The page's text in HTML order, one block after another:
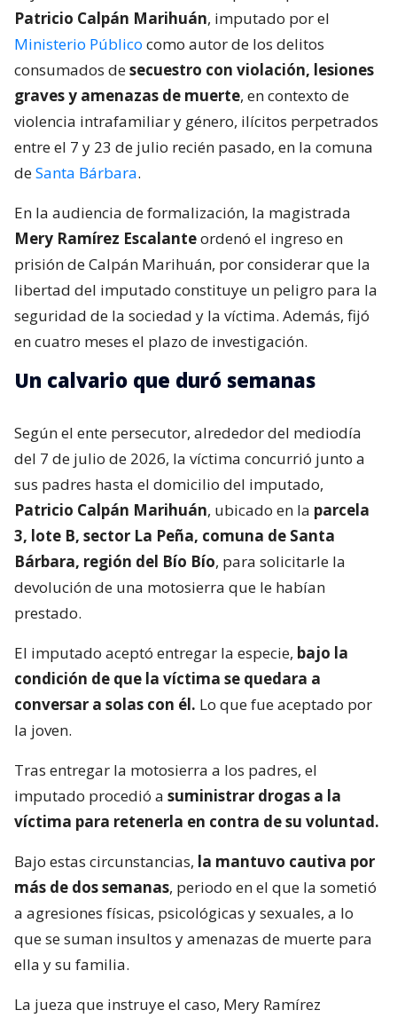
Patricio Calpán Marihuán, imputado por el
Ministerio Público como autor de los delitos
consumados desecuestro con violación, lesiones
graves y amenazas de muerte, en contexto de
violencia intrafamiliar y género, ilícitos perpetrados
entre el 7 y 23 de julio recién pasado, en la comuna
deSanta Bárbara.
En la audiencia de formalización, la magistrada
Mery Ramírez Escalanteordenó el ingreso en
prisión de Calpán Marihuán, por considerar que la
libertad del imputado constituye un peligro para la
seguridad de la sociedad y la víctima. Además, fijó
en cuatro meses el plazo de investigación.
Un calvario que duró semanas
Según el ente persecutor, alrededor del mediodía
del 7 de julio de 2026, la víctima concurrió junto a
sus padres hasta el domicilio del imputado,
Patricio Calpán Marihuán, ubicado en la parcela
3, lote B, sector La Peña, comuna de Santa
Bárbara, región del Bío Bío, para solicitarle la
devolución de una motosierra que le habían
prestado.
El imputado aceptó entregar la especie, bajo la
condición de que la víctima se quedara a
conversar a solas con él. Lo que fue aceptado por
la joven.
Tras entregar la motosierra a los padres, el
imputado procedió a suministrar drogas a la
víctima para retenerla en contra de su voluntad.
Bajo estas circunstancias, la mantuvo cautiva por
más de dos semanas, periodo en el que la sometió
a agresiones físicas, psicológicas y sexuales, a lo
que se suman insultos y amenazas de muerte para
ella y su familia.
La jueza que instruye el caso, Mery Ramírez